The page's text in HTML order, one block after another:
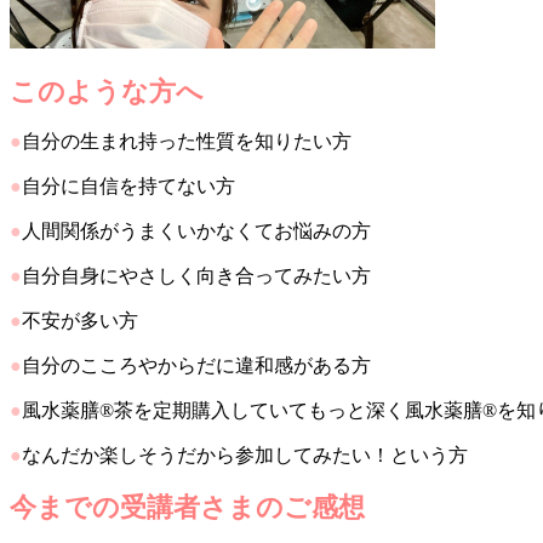
このような方へ
● 自分の生まれ持った性質を知りたい方
● 自分に自信を持てない方
● 人間関係がうまくいかなくてお悩みの方
● 自分自身にやさしく向き合ってみたい方
●不安が多い方
● 自分のこころやからだに違和感がある方
● 風水薬膳®茶を定期購入していてもっと深く風水薬膳®を知
●なんだか楽しそうだから参加してみたい！という方
今までの受講者さまのご感想